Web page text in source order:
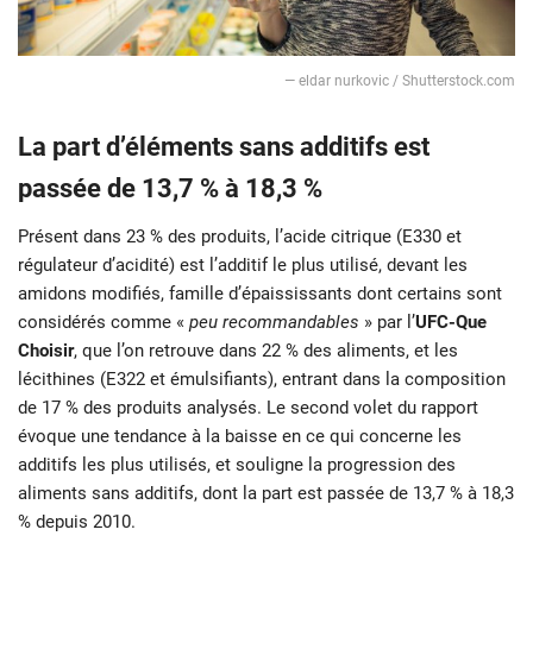
— eldar nurkovic / Shutterstock.com
La part d’éléments sans additifs est
passée de 13,7 % à 18,3 %
Présent dans 23 % des produits, l’acide citrique (E330 et
régulateur d’acidité) est l’additif le plus utilisé, devant les
amidons modifiés, famille d’épaississants dont certains sont
considérés comme « peu recommandables » par l’UFC-Que
Choisir, que l’on retrouve dans 22 % des aliments, et les
lécithines (E322 et émulsifiants), entrant dans la composition
de 17 % des produits analysés. Le second volet du rapport
évoque une tendance à la baisse en ce qui concerne les
additifs les plus utilisés, et souligne la progression des
aliments sans additifs, dont la part est passée de 13,7 % à 18,3
% depuis 2010.